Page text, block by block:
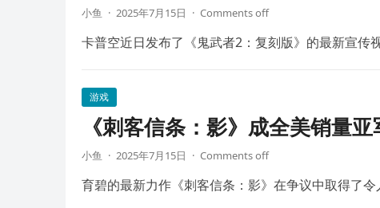
小鱼 · 2025年7月15日 · Comments off
卡普空近日发布了《鬼武者2：复刻版》的最新宣传
游戏
《刺客信条：影》成全美销量
小鱼 · 2025年7月15日 · Comments off
育碧的最新力作《刺客信条：影》在争议中取得了